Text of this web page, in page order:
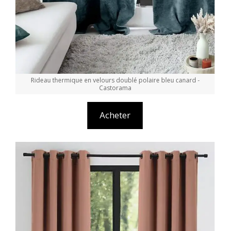
Rideau thermique en velours doublé polaire bleu canard -
Castorama
Acheter